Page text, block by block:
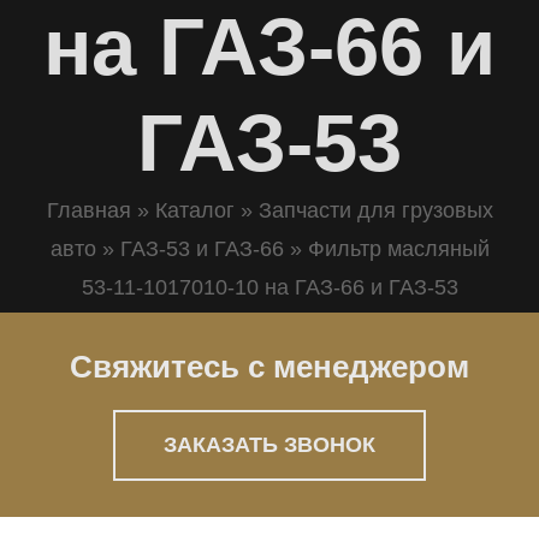
на ГАЗ-66 и
ГАЗ-53
Главная » Каталог » Запчасти для грузовых
авто » ГАЗ-53 и ГАЗ-66 » Фильтр масляный
53-11-1017010-10 на ГАЗ-66 и ГАЗ-53
Свяжитесь с менеджером
ЗАКАЗАТЬ ЗВОНОК